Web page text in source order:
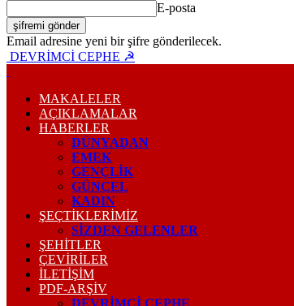
E-posta
Email adresine yeni bir şifre gönderilecek.
DEVRİMCİ CEPHE ☭
MAKALELER
AÇIKLAMALAR
HABERLER
DÜNYADAN
EMEK
GENÇLİK
GÜNCEL
KADIN
ŞEÇTİKLERİMİZ
SİZDEN GELENLER
ŞEHİTLER
ÇEVİRİLER
İLETİŞİM
PDF-ARŞIV
DEVRIMCI CEPHE